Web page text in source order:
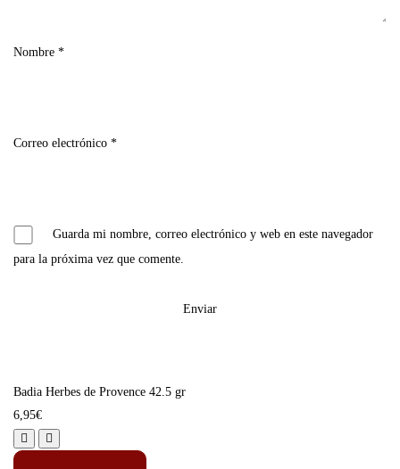
Nombre *
Correo electrónico *
Guarda mi nombre, correo electrónico y web en este navegador
para la próxima vez que comente.
Badia Herbes de Provence 42.5 gr
6,95€